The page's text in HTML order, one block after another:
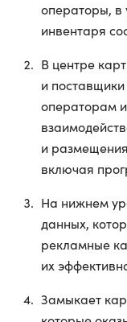
операторы,
инвентаря
В центре
и
операторам
и
включая
На нижнем
данных,
рекламные
их
Замыкает